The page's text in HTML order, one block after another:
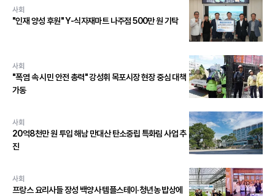
사회
"인재 양성 후원" Y-식자재마트 나주점 500만 원 기탁
사회
"폭염 속 시민 안전 총력" 강성휘 목포시장 현장 중심 대책
가동
사회
20억8천만 원 투입 해남 만대산 탄소중립 특화림 사업 추
진
사회
프랑스 요리사들 장성 백양사 템플스테이·청년농 밥상에